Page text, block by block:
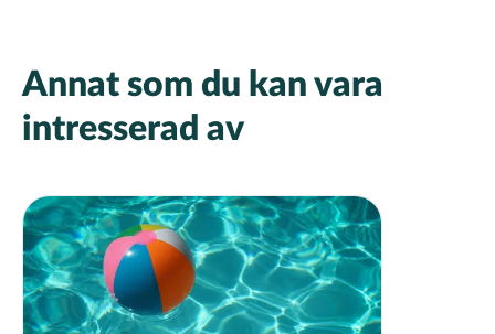
Annat som du kan vara
intresserad av